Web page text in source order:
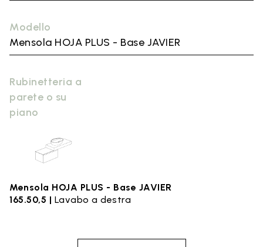
Modello
Mensola HOJA PLUS - Base JAVIER
Rubinetteria a
parete o su
piano
Mensola HOJA PLUS - Base JAVIER
165.50,5 | Lavabo a destra